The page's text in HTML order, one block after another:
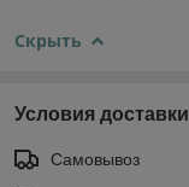
Скрыть
Условия доставки
Самовывоз